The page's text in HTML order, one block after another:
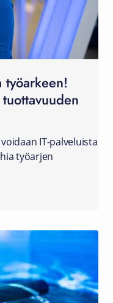
työarkeen!
IT-palveluista
työarjen